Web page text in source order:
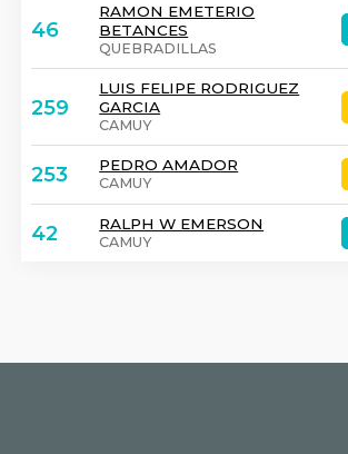
46
RAMON EMETERIO
BETANCES
QUEBRADILLAS
259
LUIS FELIPE RODRIGUEZ
GARCIA
CAMUY
253 PEDRO AMADOR
CAMUY
42 RALPH W EMERSON
CAMUY